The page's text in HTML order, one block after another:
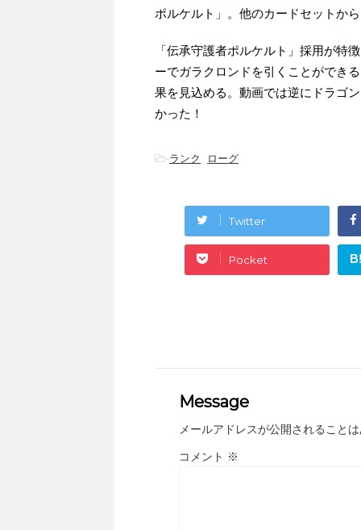
ポルケルト」。他のカードセットか
「伝承守護者ポルケルト」採用が特
ーでガラクロンドを引くことができ
果を見込める。動画では逆にドラゴ
かった！
-ランク , ローグ
Twitter
Pocket
Message
メールアドレスが公開されること
コメント ※